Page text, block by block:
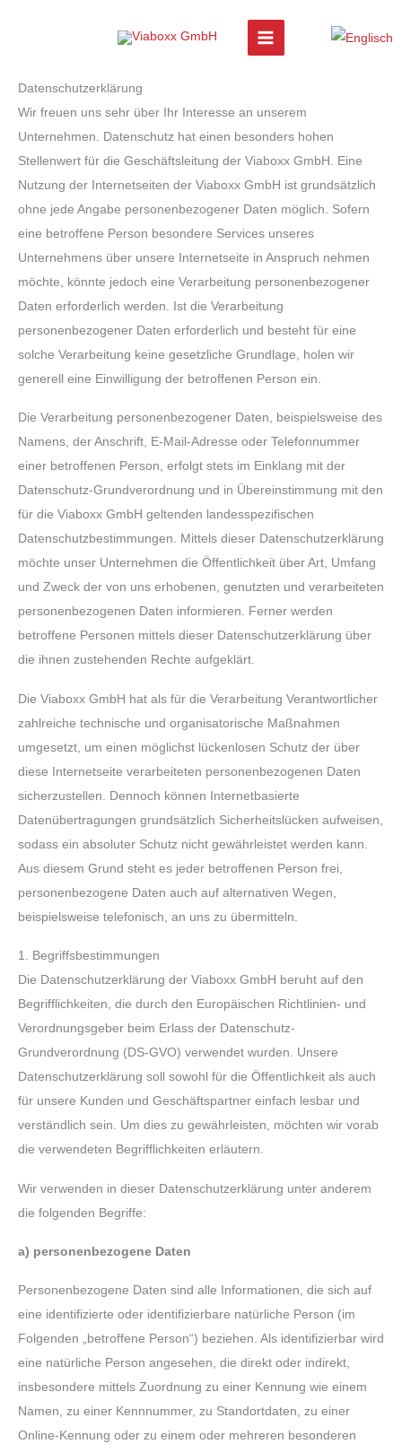
Datenschutzerklärung
Wir freuen uns sehr über Ihr Interesse an unserem
Unternehmen. Datenschutz hat einen besonders hohen
Stellenwert für die Geschäftsleitung der Viaboxx GmbH. Eine
Nutzung der Internetseiten der Viaboxx GmbH ist grundsätzlich
ohne jede Angabe personenbezogener Daten möglich. Sofern
eine betroffene Person besondere Services unseres
Unternehmens über unsere Internetseite in Anspruch nehmen
möchte, könnte jedoch eine Verarbeitung personenbezogener
Daten erforderlich werden. Ist die Verarbeitung
personenbezogener Daten erforderlich und besteht für eine
solche Verarbeitung keine gesetzliche Grundlage, holen wir
generell eine Einwilligung der betroffenen Person ein.
Die Verarbeitung personenbezogener Daten, beispielsweise des
Namens, der Anschrift, E-Mail-Adresse oder Telefonnummer
einer betroffenen Person, erfolgt stets im Einklang mit der
Datenschutz-Grundverordnung und in Übereinstimmung mit den
für die Viaboxx GmbH geltenden landesspezifischen
Datenschutzbestimmungen. Mittels dieser Datenschutzerklärung
möchte unser Unternehmen die Öffentlichkeit über Art, Umfang
und Zweck der von uns erhobenen, genutzten und verarbeiteten
personenbezogenen Daten informieren. Ferner werden
betroffene Personen mittels dieser Datenschutzerklärung über
die ihnen zustehenden Rechte aufgeklärt.
Die Viaboxx GmbH hat als für die Verarbeitung Verantwortlicher
zahlreiche technische und organisatorische Maßnahmen
umgesetzt, um einen möglichst lückenlosen Schutz der über
diese Internetseite verarbeiteten personenbezogenen Daten
sicherzustellen. Dennoch können Internetbasierte
Datenübertragungen grundsätzlich Sicherheitslücken aufweisen,
sodass ein absoluter Schutz nicht gewährleistet werden kann.
Aus diesem Grund steht es jeder betroffenen Person frei,
personenbezogene Daten auch auf alternativen Wegen,
beispielsweise telefonisch, an uns zu übermitteln.
1. Begriffsbestimmungen
Die Datenschutzerklärung der Viaboxx GmbH beruht auf den
Begrifflichkeiten, die durch den Europäischen Richtlinien- und
Verordnungsgeber beim Erlass der Datenschutz-
Grundverordnung (DS-GVO) verwendet wurden. Unsere
Datenschutzerklärung soll sowohl für die Öffentlichkeit als auch
für unsere Kunden und Geschäftspartner einfach lesbar und
verständlich sein. Um dies zu gewährleisten, möchten wir vorab
die verwendeten Begrifflichkeiten erläutern.
Wir verwenden in dieser Datenschutzerklärung unter anderem
die folgenden Begriffe:
a) personenbezogene Daten
Personenbezogene Daten sind alle Informationen, die sich auf
eine identifizierte oder identifizierbare natürliche Person (im
Folgenden „betroffene Person“) beziehen. Als identifizierbar wird
eine natürliche Person angesehen, die direkt oder indirekt,
insbesondere mittels Zuordnung zu einer Kennung wie einem
Namen, zu einer Kennnummer, zu Standortdaten, zu einer
Online-Kennung oder zu einem oder mehreren besonderen